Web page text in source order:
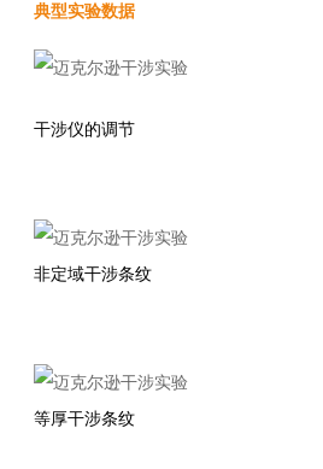
典型实验数据
干涉仪的调节
非定域干涉条纹
等厚干涉条纹